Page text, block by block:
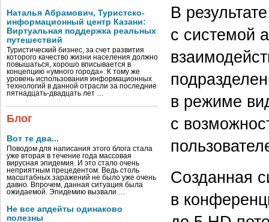
Наталья Абрамович, Туристско-
информационный центр Казани:
Виртуальная поддержка реальных
путешествий
Туристический бизнес, за счет развития
которого качество жизни населения должно
повышаться, хорошо вписывается в
концепцию «умного города». К тому же
уровень использования информационных
технологий в данной отрасли за последние
пятнадцать-двадцать лет …
Блог
Вот те два...
Поводом для написания этого блога стала
уже вторая в течение года массовая
вирусная эпидемия. И это стало очень
неприятным прецедентом. Ведь столь
масштабных заражений не было уже очень
давно. Впрочем, данная ситуация была
ожидаемой. Эпидемию вызвали …
Не все апдейты одинаково
полезны
В
с системой
в режиме
с
Созданная
в